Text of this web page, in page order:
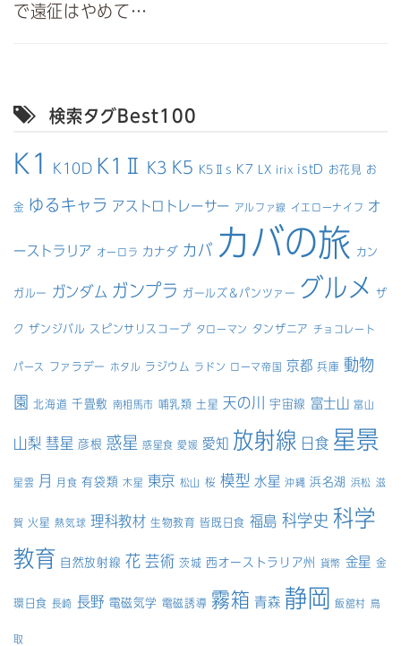
で遠征はやめて…
検索タグBest100
K1 K10D K1Ⅱ K3 K5 K5Ⅱs K7 LX irix istD お花見 お
金 ゆるキャラ アストロトレーサー アルファ線 イエローナイフ オ
ーストラリア オーロラ カナダ カバ カバの旅 カン
ガルー ガンダム ガンプラ ガールズ＆パンツァー グルメ ザ
ク ザンジバル スピンサリスコープ タローマン タンザニア チョコレート
パース ファラデー ホタル ラジウム ラドン ローマ帝国 京都 兵庫 動物
園 北海道 千畳敷 南相馬市 哺乳類 土星 天の川 宇宙線 富士山 富山
山梨 彗星 彦根 惑星 惑星食 愛媛 愛知 放射線 日食 星景
星雲 月 月食 有袋類 木星 東京 松山 桜 模型 水星 沖縄 浜名湖 浜松 滋
賀 火星 熱気球 理科教材 生物教育 皆既日食 福島 科学史 科学
教育 自然放射線 花 芸術 茨城 西オーストラリア州 貨幣 金星 金
環日食 長崎 長野 電磁気学 電磁誘導 霧箱 青森 静岡 飯舘村 鳥
取